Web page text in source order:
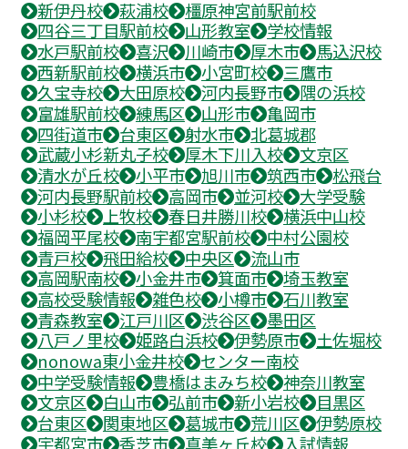
新伊丹校
萩浦校
橿原神宮前駅前校
四谷三丁目駅前校
山形教室
学校情報
水戸駅前校
喜沢 川崎市 厚木市
馬込沢校
西新駅前校
横浜市 小宮町校
三鷹市
久宝寺校
大田原校 河内長野市
隅の浜校
富雄駅前校
練馬区 山形市
亀岡市
四街道市
台東区 射水市
北葛城郡
武蔵小杉新丸子校
厚木下川入校
文京区
清水が丘校
小平市 旭川市 筑西市
松飛台
河内長野駅前校
高岡市 並河校
大学受験
小杉校
上牧校 春日井勝川校
横浜中山校
福岡平尾校
南宇都宮駅前校
中村公園校
青戸校
飛田給校 中央区
流山市
高岡駅南校
小金井市 箕面市
埼玉教室
高校受験情報
雑色校 小樽市
石川教室
青森教室
江戸川区 渋谷区
墨田区
八戸ノ里校
姫路白浜校 伊勢原市
土佐堀校
nonowa東小金井校
センター南校
中学受験情報
豊橋はまみち校
神奈川教室
文京区
白山市 弘前市 新小岩校
目黒区
台東区
関東地区 葛城市 荒川区
伊勢原校
宇都宮市
香芝市 真美ヶ丘校
入試情報